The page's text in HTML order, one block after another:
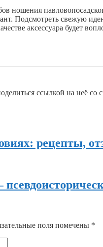
ношения
Подсмотреть свежую
аксессуара будет
ссылкой на неё со
рецепты,
поля помечены *